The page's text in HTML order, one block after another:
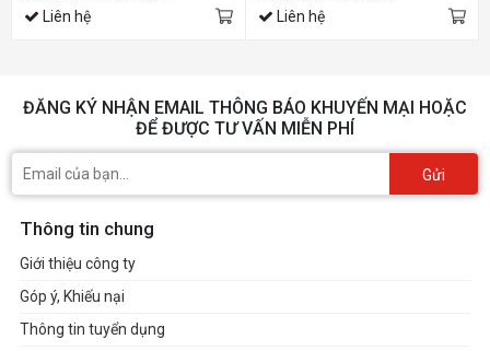
Liên hệ Liên hệ
ĐĂNG KÝ NHẬN EMAIL THÔNG BÁO KHUYẾN MẠI HOẶC
ĐỂ ĐƯỢC TƯ VẤN MIỄN PHÍ
Gửi
Thông tin chung
Giới thiệu công ty
Góp ý, Khiếu nại
Thông tin tuyển dụng